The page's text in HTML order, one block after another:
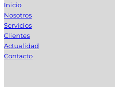
Inicio
Nosotros
Servicios
Clientes
Actualidad
Contacto